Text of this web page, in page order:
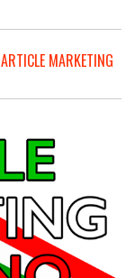
ARTICLE MARKETING